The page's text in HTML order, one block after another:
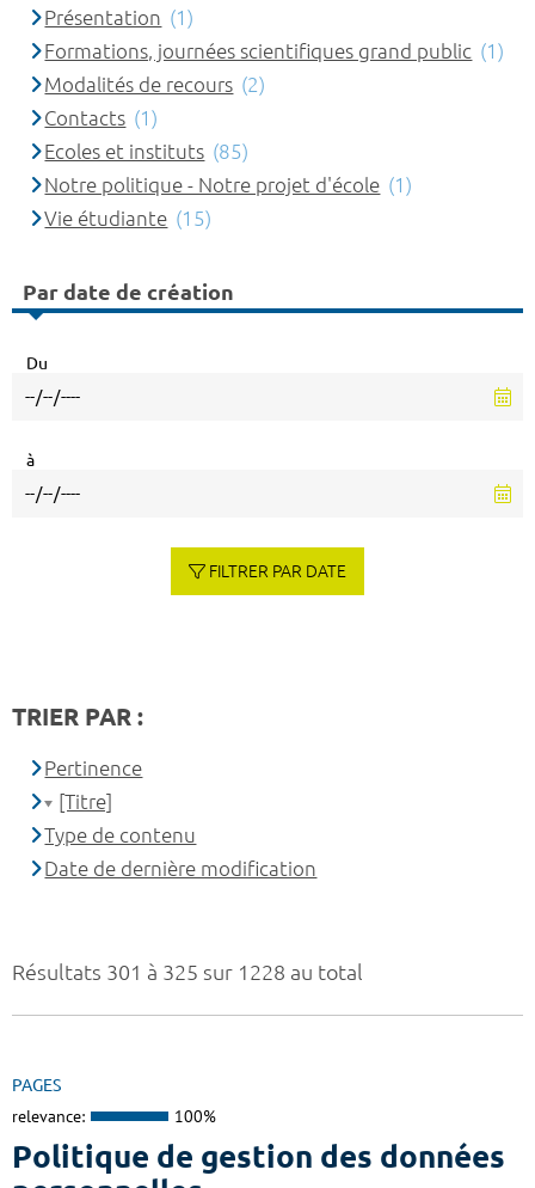
Résultats 301 à 325 sur 1228 au total
PAGES
relevance: 100%
Politique de gestion des données
Présentation (1)
Formations, journées scientifiques grand public (1)
Modalités de recours (2)
Contacts (1)
Ecoles et instituts (85)
Notre politique - Notre projet d'école (1)
Vie étudiante (15)
Par date de création
Du
à
FILTRER PAR DATE
TRIER PAR :
Pertinence
[Titre]
Type de contenu
Date de dernière modification